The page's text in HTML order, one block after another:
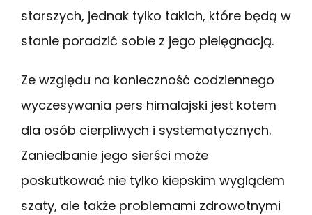
starszych, jednak tylko takich, które będą w
stanie poradzić sobie z jego pielęgnacją.
Ze względu na konieczność codziennego
wyczesywania pers himalajski jest kotem
dla osób cierpliwych i systematycznych.
Zaniedbanie jego sierści może
poskutkować nie tylko kiepskim wyglądem
szaty, ale także problemami zdrowotnymi